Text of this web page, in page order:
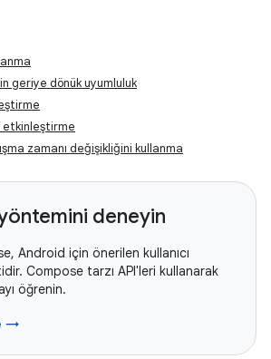
geriye dönük uyumluluk
etkinleştirme
zamanı değişikliğini kullanma
deneyin
Android için önerilen kullanıcı
Compose tarzı API'leri kullanarak
öğrenin.
→